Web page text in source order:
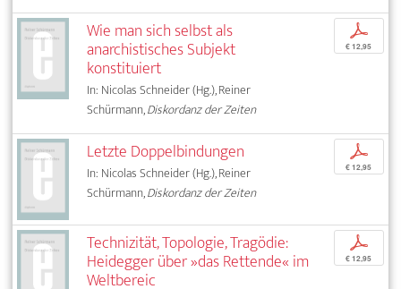
Wie man sich selbst als
anarchistisches Subjekt
konstituiert
In: Nicolas Schneider (Hg.), Reiner
Schürmann,Diskordanz der Zeiten
p
€ 12,95
Letzte Doppelbindungen
In: Nicolas Schneider (Hg.), Reiner
Schürmann,Diskordanz der Zeiten
p
€ 12,95
Technizität, Topologie, Tragödie:
Heidegger über »das Rettende« im
Weltbereic
p
€ 12,95